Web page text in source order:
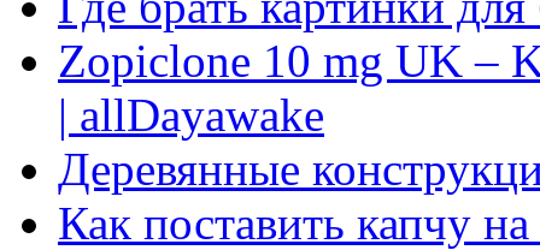
Zopiclone 10 mg UK –
| allDayawake
Деревянные
Как поставить капчу